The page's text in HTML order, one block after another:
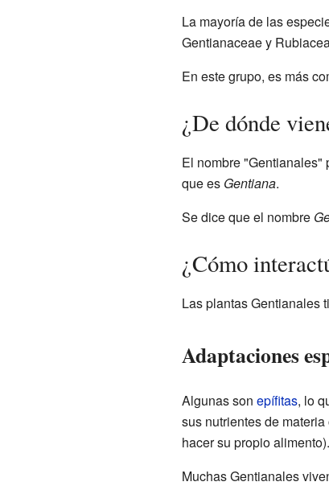
La mayoría de las
Gentianaceae y
En este grupo, es más
¿De dónde
El nombre "Gentianales"
que es Gentiana.
Se dice que el nombre
¿Cómo
Las plantas Gentianales
Adaptaciones
Algunas son epífitas, lo
sus nutrientes de
hacer su propio alimento).
Muchas Gentianales